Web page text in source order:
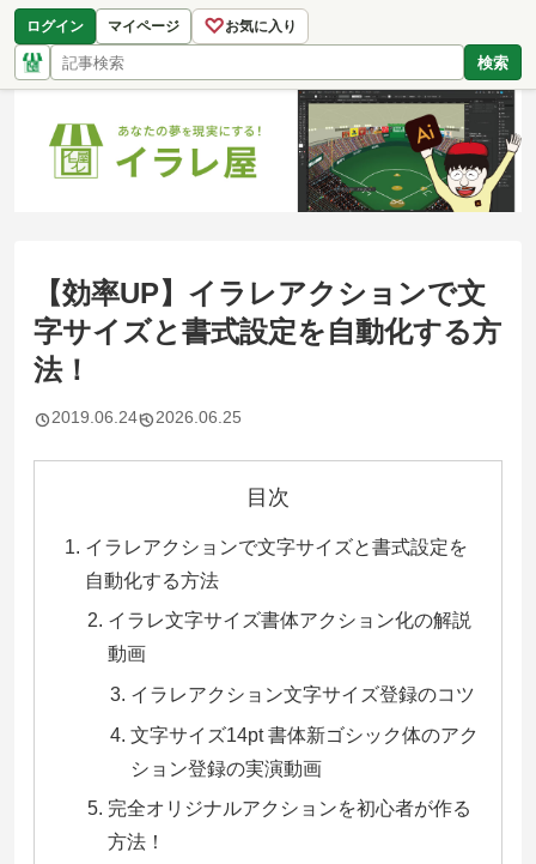
ログイン マイページ ♡お気に入り
検索
【効率UP】イラレアクションで文
字サイズと書式設定を自動化する方
法！
2019.06.24 2026.06.25
目次
イラレアクションで文字サイズと書式設定を
自動化する方法
イラレ文字サイズ書体アクション化の解説
動画
イラレアクション文字サイズ登録のコツ
文字サイズ14pt 書体新ゴシック体のアク
ション登録の実演動画
完全オリジナルアクションを初心者が作る
方法！